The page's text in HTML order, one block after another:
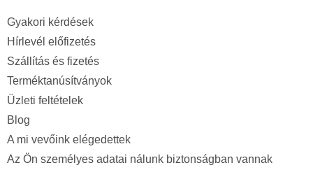
Gyakori kérdések
Hírlevél előfizetés
Szállítás és fizetés
Terméktanúsítványok
Üzleti feltételek
Blog
A mi vevőink elégedettek
Az Ön személyes adatai nálunk biztonságban vannak